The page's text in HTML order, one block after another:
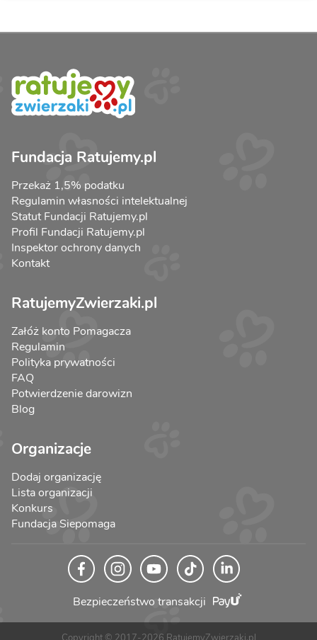
Fundacja Ratujemy.pl
Przekaż 1,5% podatku
Regulamin własności intelektualnej
Statut Fundacji Ratujemy.pl
Profil Fundacji Ratujemy.pl
Inspektor ochrony danych
Kontakt
RatujemyZwierzaki.pl
Załóż konto Pomagacza
Regulamin
Polityka prywatności
FAQ
Potwierdzenie darowizn
Blog
Organizacje
Dodaj organizację
Lista organizacji
Konkurs
Fundacja Siepomaga
Bezpieczeństwo transakcji